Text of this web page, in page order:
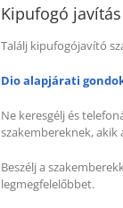
Kipufogó
Találj kipufogójavító
Dio alapjárati
Ne keresgélj és
szakembereknek,
Beszélj a
legmegfelelőbbet.